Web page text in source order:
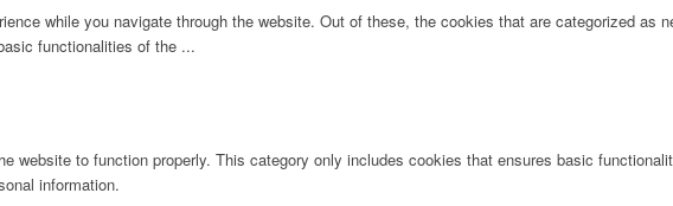
while you navigate through the website. Out of these, the cookies that are categorized as
functionalities of the ...
website to function properly. This category only includes cookies that ensures basic
information.